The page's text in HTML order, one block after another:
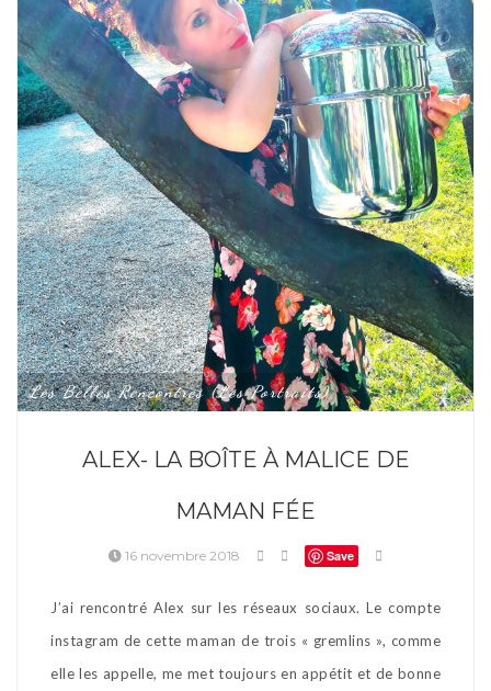
Les Belles Rencontres (les Portraits)
ALEX- LA BOÎTE À MALICE DE
MAMAN FÉE
16 novembre 2018 Save
J’ai rencontré Alex sur les réseaux sociaux. Le compte
instagram de cette maman de trois « gremlins », comme
elle les appelle, me met toujours en appétit et de bonne